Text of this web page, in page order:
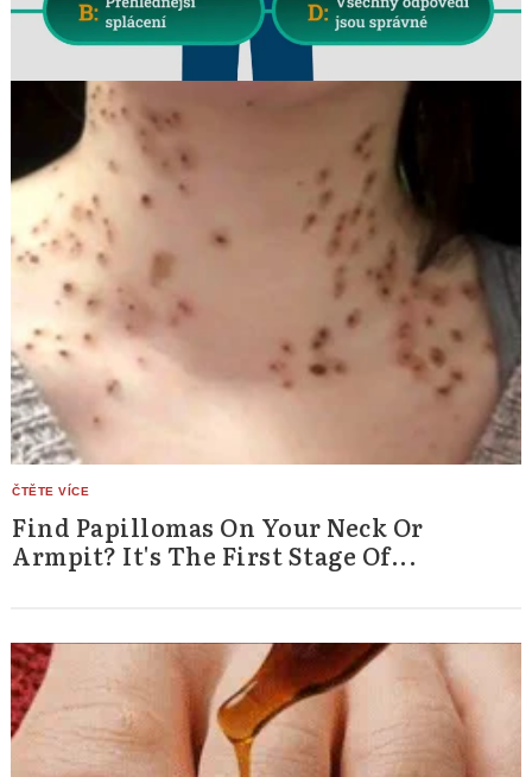
Find Papillomas On Your Neck Or
Armpit? It's The First Stage Of...